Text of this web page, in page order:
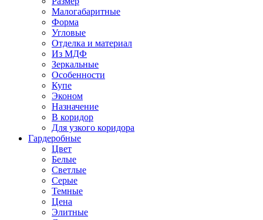
Малогабаритные
Форма
Угловые
Отделка и материал
Из МДФ
Зеркальные
Особенности
Купе
Эконом
Назначение
В коридор
Для узкого коридора
Гардеробные
Цвет
Белые
Светлые
Серые
Темные
Цена
Элитные